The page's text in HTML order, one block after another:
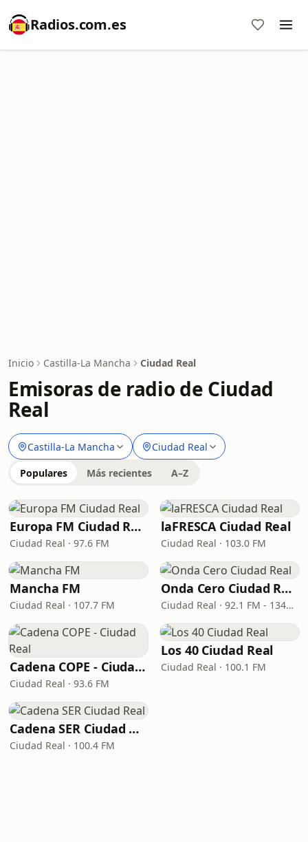
Radios.com.es
Inicio Castilla-La Mancha Ciudad Real
Emisoras de radio de Ciudad
Real
Castilla-La Mancha Ciudad Real
Populares Más recientes A–Z
Europa FM Ciudad Real
Ciudad Real · 97.6 FM
laFRESCA Ciudad Real
Ciudad Real · 103.0 FM
Mancha FM
Ciudad Real · 107.7 FM
Onda Cero Ciudad Real
Ciudad Real · 92.1 FM - 1341 AM
Cadena COPE - Ciudad Real
Ciudad Real · 93.6 FM
Los 40 Ciudad Real
Ciudad Real · 100.1 FM
Cadena SER Ciudad Real
Ciudad Real · 100.4 FM